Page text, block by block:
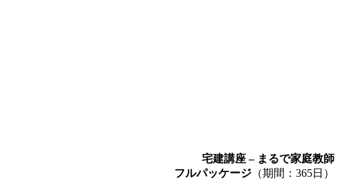
宅建講座 – まるで家庭教師
フルパッケージ （期間：365日）